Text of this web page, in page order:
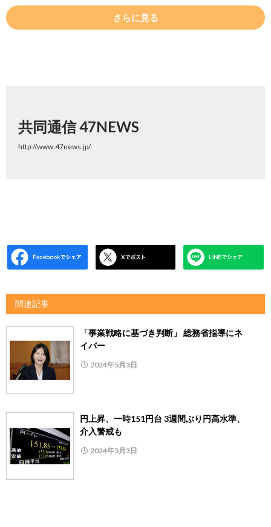
さらに見る
共同通信 47NEWS
http://www.47news.jp/
関連記事
「事業戦略に基づき判断」 総務省指導にネ
イバー
2024年5月3日
円上昇、一時151円台 3週間ぶり円高水準、
介入警戒も
2024年5月3日